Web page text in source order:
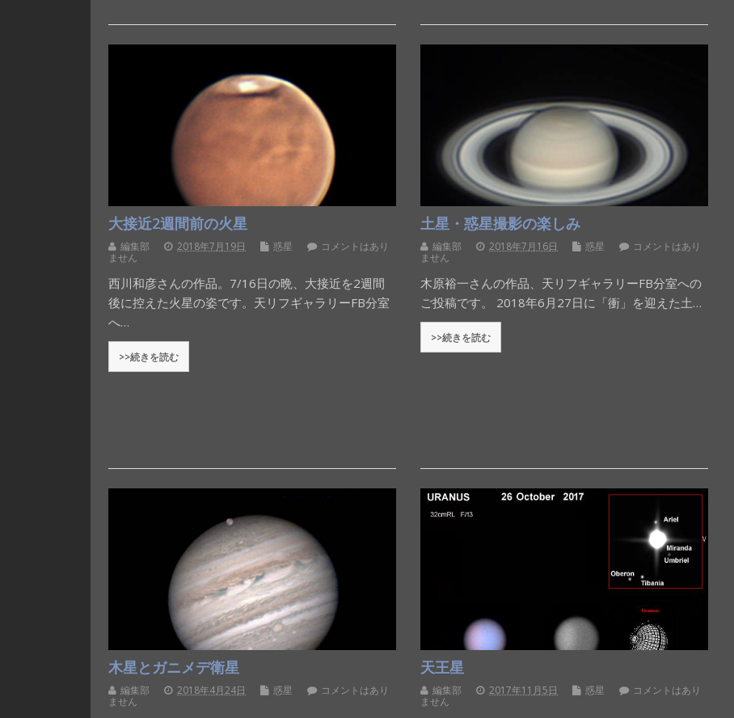
大接近2週間前の火星
編集部 2018年7月19日 惑星
コメントはあり
ません
西川和彦さんの作品。7/16日の晩、大接近を2週間
後に控えた火星の姿です。天リフギャラリーFB分室
へ…
>>続きを読む
土星・惑星撮影の楽しみ
編集部 2018年7月16日 惑星
コメントはあり
ません
木原裕一さんの作品、天リフギャラリーFB分室への
ご投稿です。 2018年6月27日に「衝」を迎えた土…
>>続きを読む
木星とガニメデ衛星
編集部 2018年4月24日 惑星
コメントはあり
ません
天王星
編集部 2017年11月5日 惑星
コメントはあり
ません